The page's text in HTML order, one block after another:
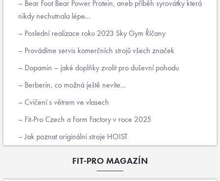
Bear Foot Bear Power Protein, aneb příběh syrovátky která
nikdy nechutnala lépe...
Poslední realizace roku 2023 Sky Gym Říčany
Provádíme servis komerčních strojů všech značek
Dopamin – jaké doplňky zvolit pro duševní pohodu
Berberin, co možná ještě nevíte...
Cvičení s větrem ve vlasech
Fit-Pro Czech a Form Factory v roce 2025
Jak poznat originální stroje HOIST
FIT-PRO MAGAZÍN